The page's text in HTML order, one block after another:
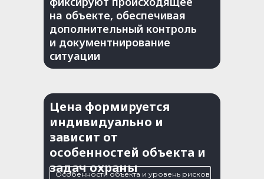
на объекте, обеспечивая
дополнительный контроль
и документнирование
ситуации
Цена формируется
индивидуально и
зависит от
особенностей объекта и
задач охраны
Особенности объекта и уровень рисков